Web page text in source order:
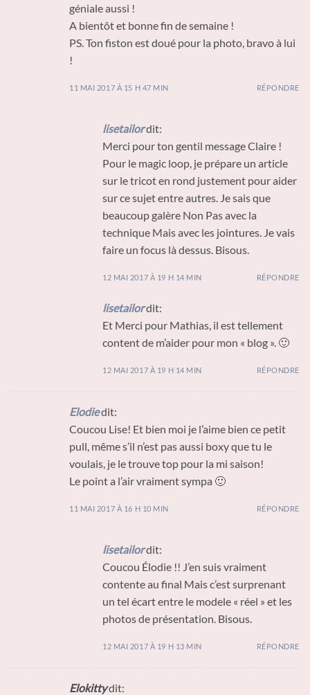
géniale aussi !
A bientôt et bonne fin de semaine !
PS. Ton fiston est doué pour la photo, bravo à lui
!
11 MAI 2017 À 15 H 47 MIN RÉPONDRE
lisetailordit:
Merci pour ton gentil message Claire !
Pour le magic loop, je prépare un article
sur le tricot en rond justement pour aider
sur ce sujet entre autres. Je sais que
beaucoup galère Non Pas avec la
technique Mais avec les jointures. Je vais
faire un focus là dessus. Bisous.
12 MAI 2017 À 19 H 14 MIN RÉPONDRE
lisetailordit:
Et Merci pour Mathias, il est tellement
content de m’aider pour mon « blog ». 🙂
12 MAI 2017 À 19 H 14 MIN RÉPONDRE
Elodiedit:
Coucou Lise! Et bien moi je l’aime bien ce petit
pull, même s’il n’est pas aussi boxy que tu le
voulais, je le trouve top pour la mi saison!
Le point a l’air vraiment sympa 🙂
11 MAI 2017 À 16 H 10 MIN RÉPONDRE
lisetailordit:
Coucou Élodie !! J’en suis vraiment
contente au final Mais c’est surprenant
un tel écart entre le modele « réel » et les
photos de présentation. Bisous.
12 MAI 2017 À 19 H 13 MIN RÉPONDRE
Elokittydit: